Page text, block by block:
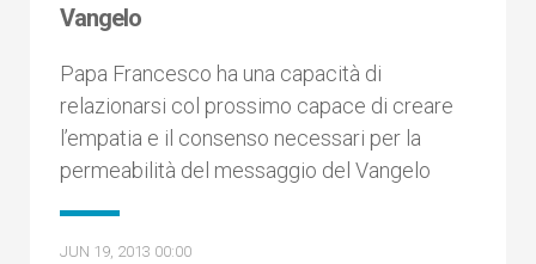
Vangelo
Papa Francesco ha una capacità di
relazionarsi col prossimo capace di creare
l’empatia e il consenso necessari per la
permeabilità del messaggio del Vangelo
JUN 19, 2013 00:00